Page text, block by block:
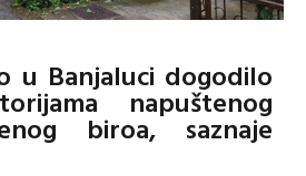
u Banjaluci dogodilo
napuštenog
biroa, saznaje